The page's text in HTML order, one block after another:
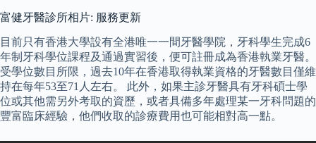
富健牙醫診所相片: 服務更新
目前只有香港大學設有全港唯一一間牙醫學院，牙科學生完成6
年制牙科學位課程及通過實習後，便可註冊成為香港執業牙醫。
受學位數目所限，過去10年在香港取得執業資格的牙醫數目僅維
持在每年53至71人左右。 此外，如果主診牙醫具有牙科碩士學
位或其他需另外考取的資歷，或者具備多年處理某一牙科問題的
豐富臨床經驗，他們收取的診療費用也可能相對高一點。